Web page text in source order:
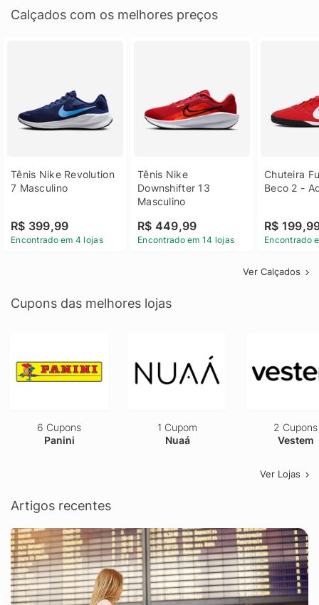
Calçados com os melhores preços
Tênis Nike Revolution
7 Masculino
R$ 399,99
Encontrado em 4 lojas
Tênis Nike
Downshifter 13
Masculino
R$ 449,99
Encontrado em 14 lojas
Chuteira
Beco 2 -
R$
Encontrado
Ver Calçados
Cupons das melhores lojas
6 Cupons
Panini
1 Cupom
Nuaá
2 Cupons
Vestem
Ver Lojas
Artigos recentes